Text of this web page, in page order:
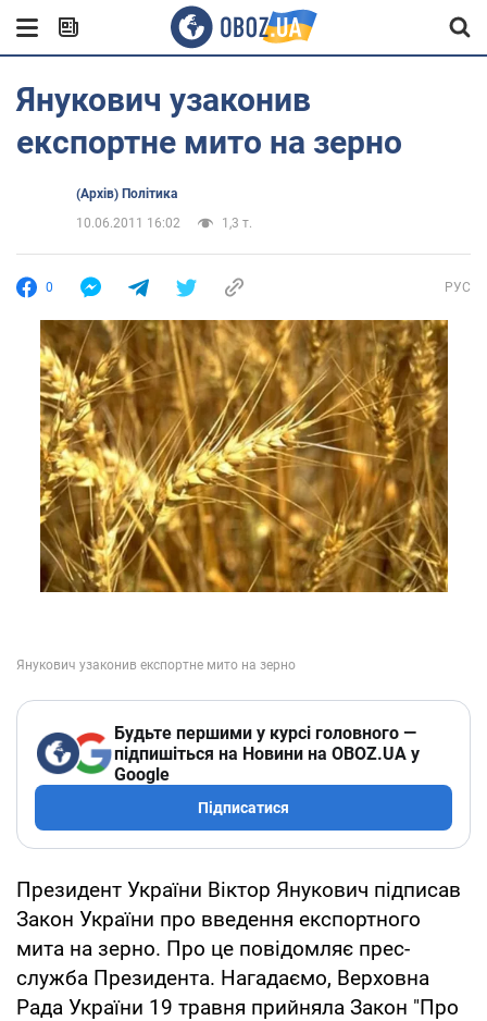
Янукович узаконив
експортне мито на зерно
(Архів) Політика
10.06.2011 16:02
1,3 т.
0 РУС
Будьте першими у курсі головного —
підпишіться на Новини на OBOZ.UA у
Google
Підписатися
Президент України Віктор Янукович підписав
Закон України про введення експортного
мита на зерно. Про це повідомляє прес-
служба Президента. Нагадаємо, Верховна
Рада України 19 травня прийняла Закон "Про